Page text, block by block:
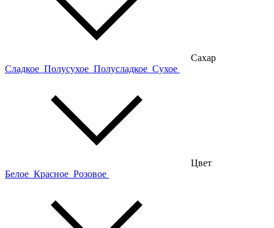
Сахар
Сладкое Полусухое Полусладкое Сухое
Цвет
Белое Красное Розовое